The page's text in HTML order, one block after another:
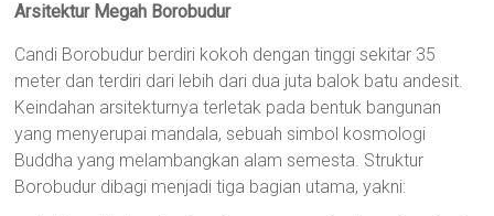
Arsitektur Megah Borobudur
Candi Borobudur berdiri kokoh dengan tinggi sekitar 35
meter dan terdiri dari lebih dari dua juta balok batu andesit.
Keindahan arsitekturnya terletak pada bentuk bangunan
yang menyerupai mandala, sebuah simbol kosmologi
Buddha yang melambangkan alam semesta. Struktur
Borobudur dibagi menjadi tiga bagian utama, yakni: